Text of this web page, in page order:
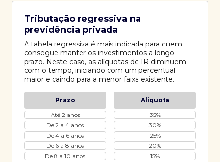
Tributação regressiva na
previdência privada
A tabela regressiva é mais indicada para quem
consegue manter os investimentos a longo
prazo. Neste caso, as alíquotas de IR diminuem
com o tempo, iniciando com um percentual
maior e caindo para a menor faixa existente.
Prazo
Aliquota
Até 2 anos
35%
De 2 a 4 anos
30%
De 4 a 6 anos
25%
De 6 a 8 anos
20%
De 8 a 10 anos
15%